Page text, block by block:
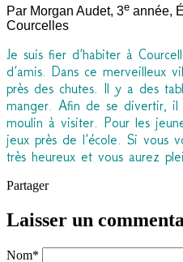
Par Morgan Audet, 3e année,
Courcelles
Je suis fier d’habiter à
d’amis. Dans ce merveilleux
près des chutes. Il y a des
manger. Afin de se divertir,
moulin à visiter. Pour les
jeux près de l’école. Si vous
très heureux et vous aurez
Partager
Laisser un
Nom*